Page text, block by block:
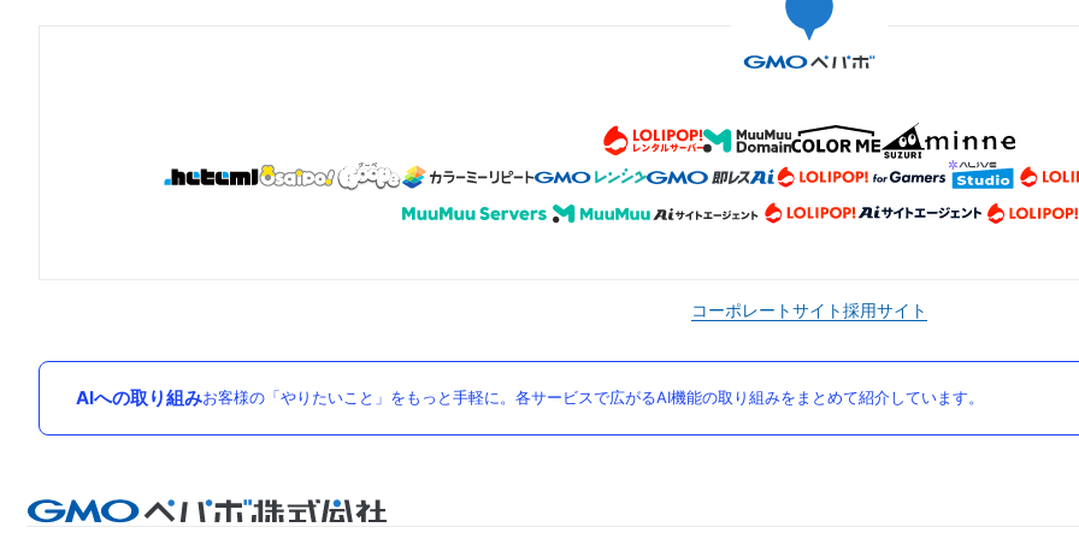
コーポレートサイト採用サイト
AIへの取り組みお客様の「やりたいこと」をもっと手軽に。各サービスで広がるAI機能の取り組みをまとめて紹介しています。